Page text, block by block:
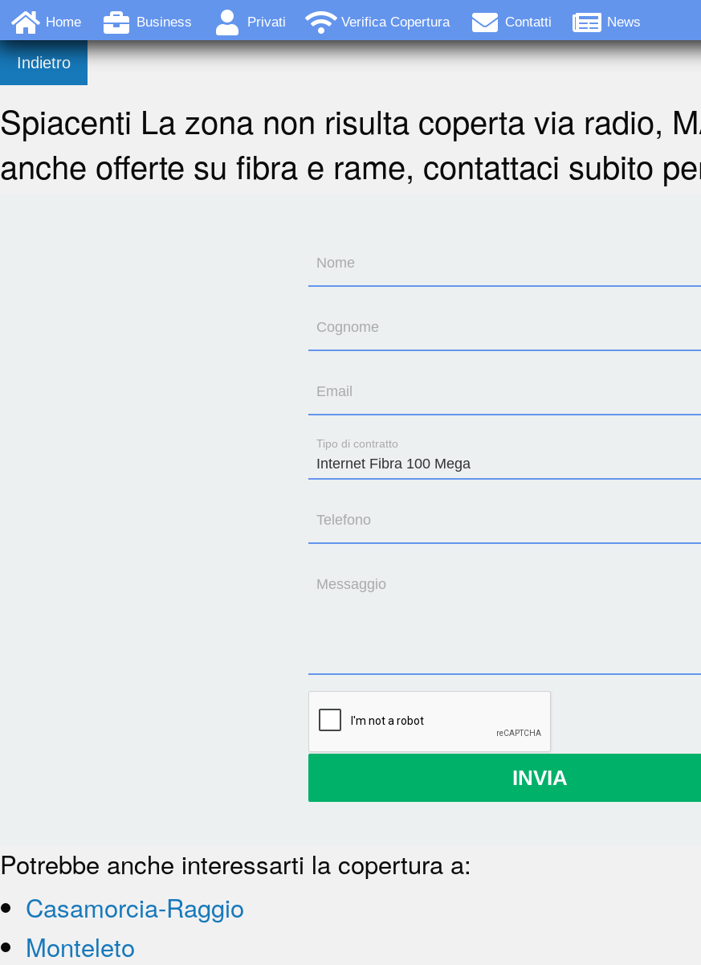
Home Business Privati Verifica Copertura Contatti News
Indietro
Spiacenti La zona non risulta coperta via radio,
anche offerte su fibra e rame, contattaci subito
Nome
Cognome
Email
Tipo di contratto
Telefono
Messaggio
INVIA
Potrebbe anche interessarti la copertura a:
Casamorcia-Raggio
Monteleto